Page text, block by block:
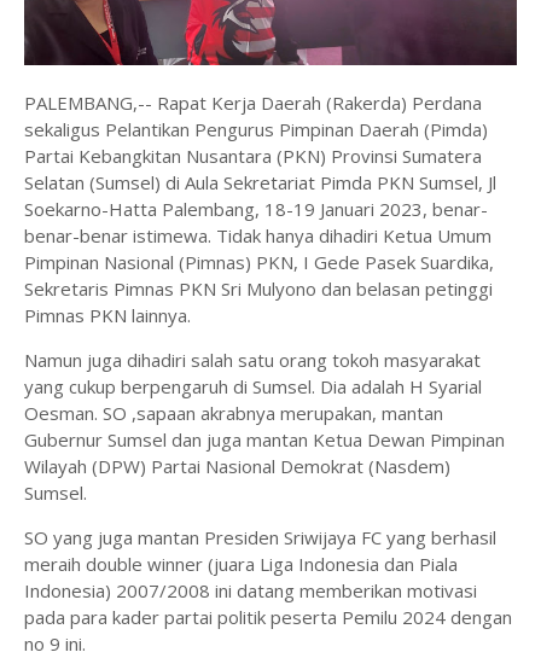
PALEMBANG,-- Rapat Kerja Daerah (Rakerda) Perdana
sekaligus Pelantikan Pengurus Pimpinan Daerah (Pimda)
Partai Kebangkitan Nusantara (PKN) Provinsi Sumatera
Selatan (Sumsel) di Aula Sekretariat Pimda PKN Sumsel, Jl
Soekarno-Hatta Palembang, 18-19 Januari 2023, benar-
benar-benar istimewa. Tidak hanya dihadiri Ketua Umum
Pimpinan Nasional (Pimnas) PKN, I Gede Pasek Suardika,
Sekretaris Pimnas PKN Sri Mulyono dan belasan petinggi
Pimnas PKN lainnya.
Namun juga dihadiri salah satu orang tokoh masyarakat
yang cukup berpengaruh di Sumsel. Dia adalah H Syarial
Oesman. SO ,sapaan akrabnya merupakan, mantan
Gubernur Sumsel dan juga mantan Ketua Dewan Pimpinan
Wilayah (DPW) Partai Nasional Demokrat (Nasdem)
Sumsel.
SO yang juga mantan Presiden Sriwijaya FC yang berhasil
meraih double winner (juara Liga Indonesia dan Piala
Indonesia) 2007/2008 ini datang memberikan motivasi
pada para kader partai politik peserta Pemilu 2024 dengan
no 9 ini.